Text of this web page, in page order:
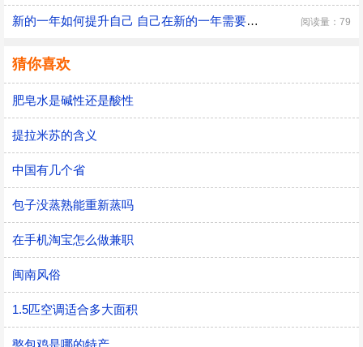
新的一年如何提升自己 自己在新的一年需要改变的三大方面 阅读量：79
猜你喜欢
肥皂水是碱性还是酸性
提拉米苏的含义
中国有几个省
包子没蒸熟能重新蒸吗
在手机淘宝怎么做兼职
闽南风俗
1.5匹空调适合多大面积
憨包鸡是哪的特产